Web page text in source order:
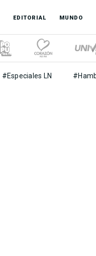
EDITORIAL MUNDO
#Especiales LN